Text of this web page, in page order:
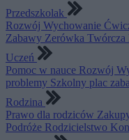
Przedszkolak
Rozwój Wychowanie
Zabawy Zerówka Twórcza
Uczeń
Pomoc w nauce Rozwój
problemy Szkolny plac
Rodzina
Prawo dla rodziców
Podróże Rodzicielstwo